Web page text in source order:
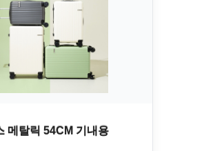
메탈릭 54CM 기내용